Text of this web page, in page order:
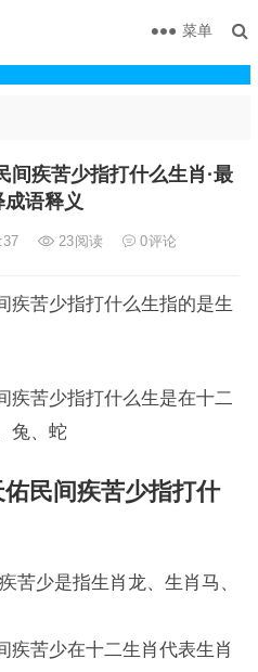
菜单
间疾苦少指打什么生肖·最
成语释义
23阅读 0评论
疾苦少指打什么生指的是生
疾苦少指打什么生是在十二
兔、蛇
民间疾苦少指打什
苦少是指生肖龙、生肖马、
疾苦少在十二生肖代表生肖